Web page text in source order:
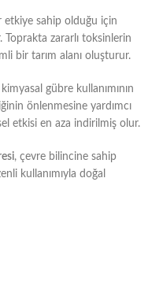
etkiye sahip olduğu için
zararlı toksinlerin
bir tarım alanı oluşturur.
kimyasal gübre kullanımının
önlenmesine yardımcı
etkisi en aza indirilmiş olur.
, çevre bilincine sahip
kullanımıyla doğal